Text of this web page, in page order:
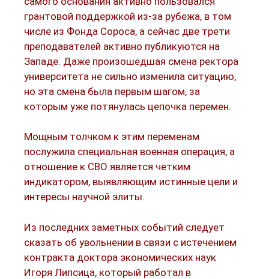
грантовой поддержкой из-за рубежа, в том
числе из Фонда Сороса, а сейчас две трети
преподавателей активно публикуются на
Западе. Даже произошедшая смена ректора
университета не сильно изменила ситуацию,
но эта смена была первым шагом, за
которым уже потянулась цепочка перемен.
Мощным толчком к этим переменам
послужила специальная военная операция, а
отношение к СВО является четким
индикатором, выявляющим истинные цели и
интересы научной элиты.
Из последних заметных событий следует
сказать об увольнении в связи с истечением
контракта доктора экономических наук
Игоря Липсица, который работал в